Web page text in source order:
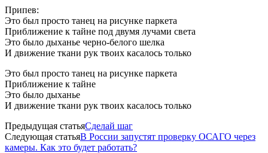
Припев:
Это был просто танец на рисунке паркета
Приближение к тайне под двумя лучами света
Это было дыханье черно-белого шелка
И движение ткани рук твоих касалось только
Это был просто танец на рисунке паркета
Приближение к тайне
Это было дыханье
И движение ткани рук твоих касалось только
Предыдущая статьяСделай шаг
Следующая статьяВ России запустят проверку ОСАГО через
камеры. Как это будет работать?